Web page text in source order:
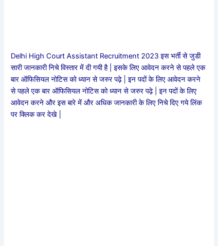
Delhi High Court Assistant Recruitment 2023 इस भर्ती से जुडी
सारी जानकारी निचे विस्तार में दी गयी है | इसके लिए आवेदन करने से पहले एक
बार ऑफिसियल नोटिस को ध्यान से जरुर पढ़े | इन पदों के लिए आवेदन करने
से पहले एक बार ऑफिसियल नोटिस को ध्यान से जरुर पढ़े | इन पदों के लिए
आवेदन करने और इस बारे में और अधिक जानकारी के लिए निचे दिए गये लिंक
पर क्लिक कर देखे |